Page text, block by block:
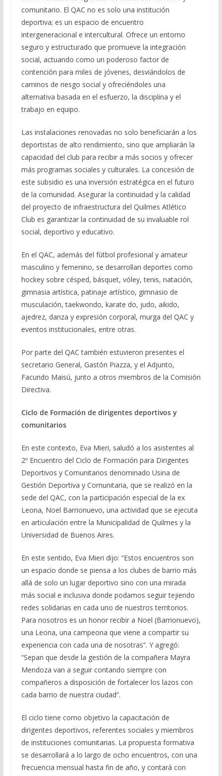
comunitario. El QAC no es solo una institución
deportiva; es un espacio de encuentro
intergeneracional e intercultural. Ofrece un entorno
seguro y estructurado que promueve la integración
social, actuando como un poderoso factor de
contención para miles de jóvenes, desviándolos de
caminos de riesgo social y ofreciéndoles una
alternativa basada en el esfuerzo, la disciplina y el
trabajo en equipo.
Las instalaciones renovadas no solo beneficiarán a los
deportistas de alto rendimiento, sino que ampliarán la
capacidad del club para recibir a más socios y ofrecer
más programas sociales y culturales. La concesión de
este subsidio es una inversión estratégica en el futuro
de la comunidad. Asegurar la continuidad y la calidad
del proyecto de infraestructura del Quilmes Atlético
Club es garantizar la continuidad de su invaluable rol
social, deportivo y educativo.
En el QAC, además del fútbol profesional y amateur
masculino y femenino, se desarrollan deportes como
hockey sobre césped, básquet, vóley, tenis, natación,
gimnasia artística, patinaje artístico, gimnasio de
musculación, taekwondo, karate do, judo, aikido,
ajedrez, danza y expresión corporal, murga del QAC y
eventos institucionales, entre otras.
Por parte del QAC también estuvieron presentes el
secretario General, Gastón Piazza, y el Adjunto,
Facundo Maisú, junto a otros miembros de la Comisión
Directiva.
Ciclo de Formación de dirigentes deportivos y
comunitarios
En este contexto, Eva Mieri, saludó a los asistentes al
2º Encuentro del Ciclo de Formación para Dirigentes
Deportivos y Comunitarios denominado Usina de
Gestión Deportiva y Comunitaria, que se realizó en la
sede del QAC, con la participación especial de la ex
Leona, Noel Barrionuevo, una actividad que se ejecuta
en articulación entre la Municipalidad de Quilmes y la
Universidad de Buenos Aires.
En este sentido, Eva Mieri dijo: “Estos encuentros son
un espacio donde se piensa a los clubes de barrio más
allá de solo un lugar deportivo sino con una mirada
más social e inclusiva donde podamos seguir tejiendo
redes solidarias en cada uno de nuestros territorios.
Para nosotros es un honor recibir a Noel (Barrionuevo),
una Leona, una campeona que viene a compartir su
experiencia con cada una de nosotras”. Y agregó:
“Sepan que desde la gestión de la compañera Mayra
Mendoza van a seguir contando siempre con
compañeros a disposición de fortalecer los lazos con
cada barrio de nuestra ciudad”.
El ciclo tiene como objetivo la capacitación de
dirigentes deportivos, referentes sociales y miembros
de instituciones comunitarias. La propuesta formativa
se desarrollará a lo largo de ocho encuentros, con una
frecuencia mensual hasta fin de año, y contará con